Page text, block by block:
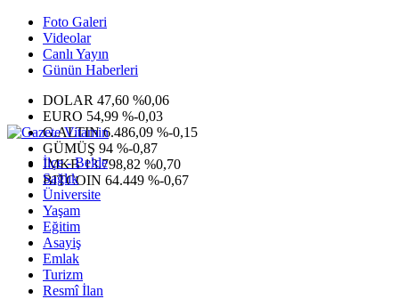
Foto Galeri
Videolar
Canlı Yayın
Günün Haberleri
DOLAR 47,60 %0,06
EURO 54,99 %-0,03
G.ALTIN6.486,09 %-0,15
GÜMÜŞ 94 %-0,87
IMKB13.798,82 %0,70
BITCOIN 64.449 %-0,67
İlçe - Belde
Sağlık
Üniversite
Yaşam
Eğitim
Asayiş
Emlak
Turizm
Resmî İlan